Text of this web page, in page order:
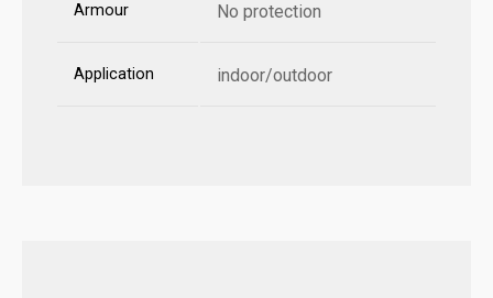
Armour No protection
Application indoor/outdoor